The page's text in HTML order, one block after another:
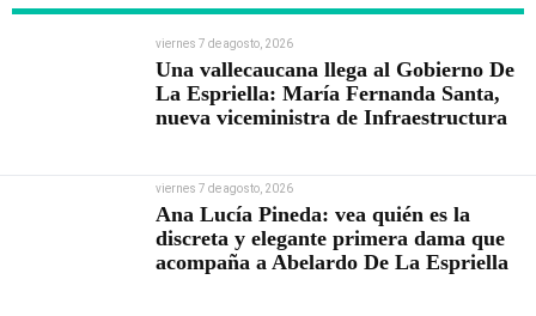
viernes 7 de agosto, 2026
Una vallecaucana llega al Gobierno De
La Espriella: María Fernanda Santa,
nueva viceministra de Infraestructura
viernes 7 de agosto, 2026
Ana Lucía Pineda: vea quién es la
discreta y elegante primera dama que
acompaña a Abelardo De La Espriella